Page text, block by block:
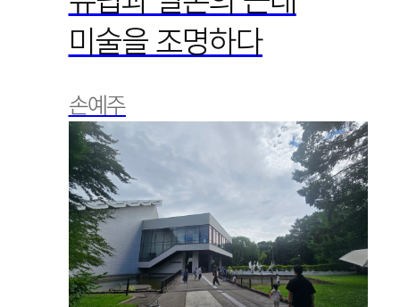
미술을 조명하다
손예주